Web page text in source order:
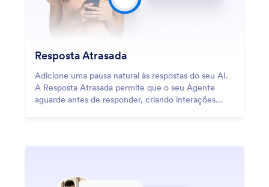
Resposta Atrasada
Adicione uma pausa natural às respostas do seu AI.
A Resposta Atrasada permite que o seu Agente
aguarde antes de responder, criando interações